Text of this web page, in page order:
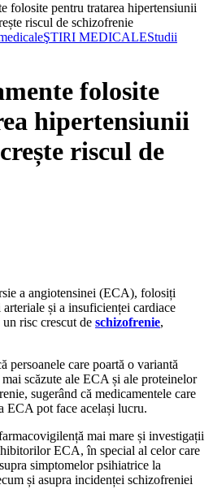
folosite pentru tratarea hipertensiunii
riscul de schizofrenie
ŞTIRI MEDICALEStudii
folosite
hipertensiunii
riscul de
a angiotensinei (ECA), folosiți
și a insuficienței cardiace
risc crescut de schizofrenie,
persoanele care poartă o variantă
scăzute ale ECA și ale proteinelor
sugerând că medicamentele care
ECA pot face același lucru.
mai mare și investigații
ECA, în special al celor care
simptomelor psihiatrice la
și asupra incidenței schizofreniei